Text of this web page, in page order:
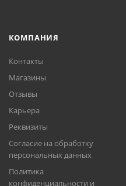
КОМПАНИЯ
Контакты
Магазины
Отзывы
Карьера
Реквизиты
Согласие на обработку
персональных данных
Политика
конфиденциальности и